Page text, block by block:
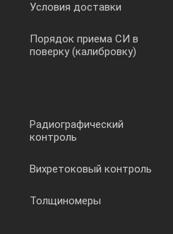
Условия доставки
Порядок приема СИ в
поверку (калибровку)
Радиографический
контроль
Вихретоковый контроль
Толщиномеры